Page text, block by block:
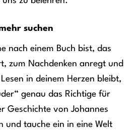
suchen
nach einem Buch bist, das
zum Nachdenken anregt und
in deinem Herzen bleibt,
genau das Richtige für
Geschichte von Johannes
und tauche ein in eine Welt